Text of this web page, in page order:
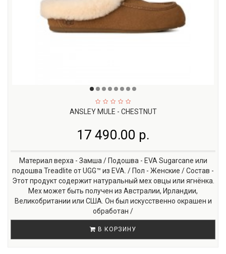
ANSLEY MULE - CHESTNUT
17 490.00 р.
Материал верха - Замша / Подошва - EVA Sugarcane или
подошва Treadlite от UGG™ из EVA. / Пол - Женские / Состав -
Этот продукт содержит натуральный мех овцы или ягнёнка.
Мех может быть получен из Австралии, Ирландии,
Великобритании или США. Он был искусственно окрашен и
обработан /
В КОРЗИНУ